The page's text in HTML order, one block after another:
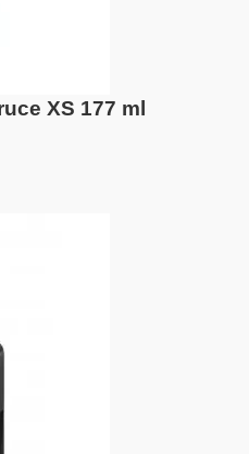
XS 177 ml